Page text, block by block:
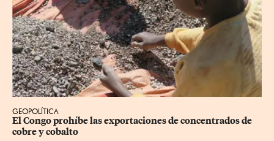
GEOPOLÍTICA
El Congo prohíbe las exportaciones de concentrados de
cobre y cobalto